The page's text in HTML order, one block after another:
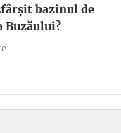
bazinul de